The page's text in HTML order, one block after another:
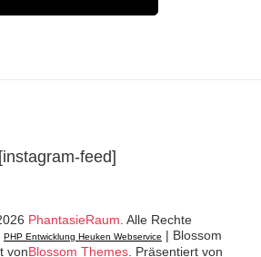
[instagram-feed]
PhantasieRaum . Alle Rechte
PHP Entwicklung Heuken Webservice | Blossom
vonBlossom Themes. Präsentiert von